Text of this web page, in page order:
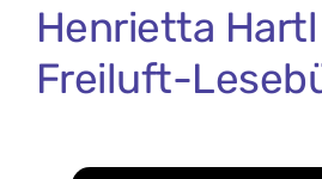
Henrietta
Freiluft-